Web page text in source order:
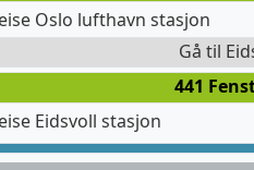
Oslo lufthavn stasjon
Gå til
441
Eidsvoll stasjon